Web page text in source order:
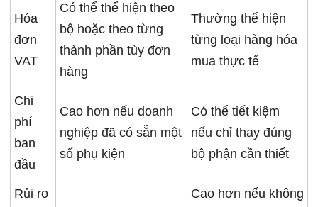
Hóa
đơn
VAT
Có thể thể hiện theo
bộ hoặc theo từng
thành phần tùy đơn
hàng
Thường thể hiện
từng loại hàng hóa
mua thực tế
Chi
phí
ban
đầu
Cao hơn nếu doanh
nghiệp đã có sẵn một
số phụ kiện
Có thể tiết kiệm
nếu chỉ thay đúng
bộ phận cần thiết
Rủi ro
Cao hơn nếu không